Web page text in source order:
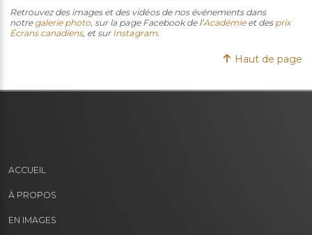
Retrouvez des images et des vidéos de nos événements dans
notre galerie photo, sur la page Facebook de l’Académieet des prix
Écrans canadiens, et sur Instagram.
Haut de page
ACCUEIL
À PROPOS
EN IMAGES